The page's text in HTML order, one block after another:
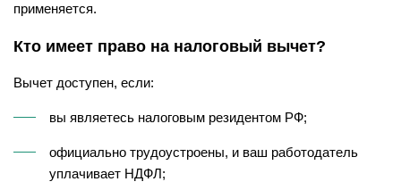
применяется.
Кто имеет право на налоговый вычет?
Вычет доступен, если:
вы являетесь налоговым резидентом РФ;
официально трудоустроены, и ваш работодатель
уплачивает НДФЛ;